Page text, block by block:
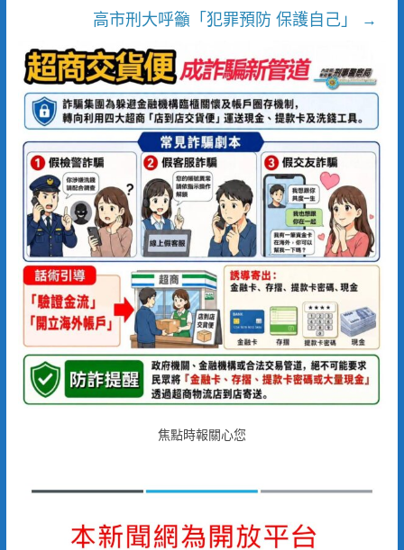
高市刑大呼籲「犯罪預防 保護自己」
→
焦點時報關心您